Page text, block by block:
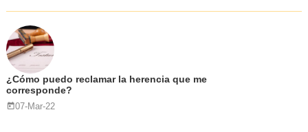
¿Cómo puedo reclamar la herencia que me
corresponde?
07-Mar-22